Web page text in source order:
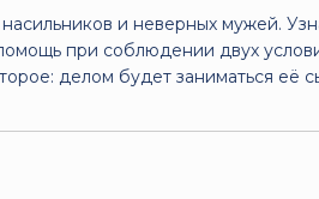
и неверных мужей.
при соблюдении двух
делом будет заниматься её